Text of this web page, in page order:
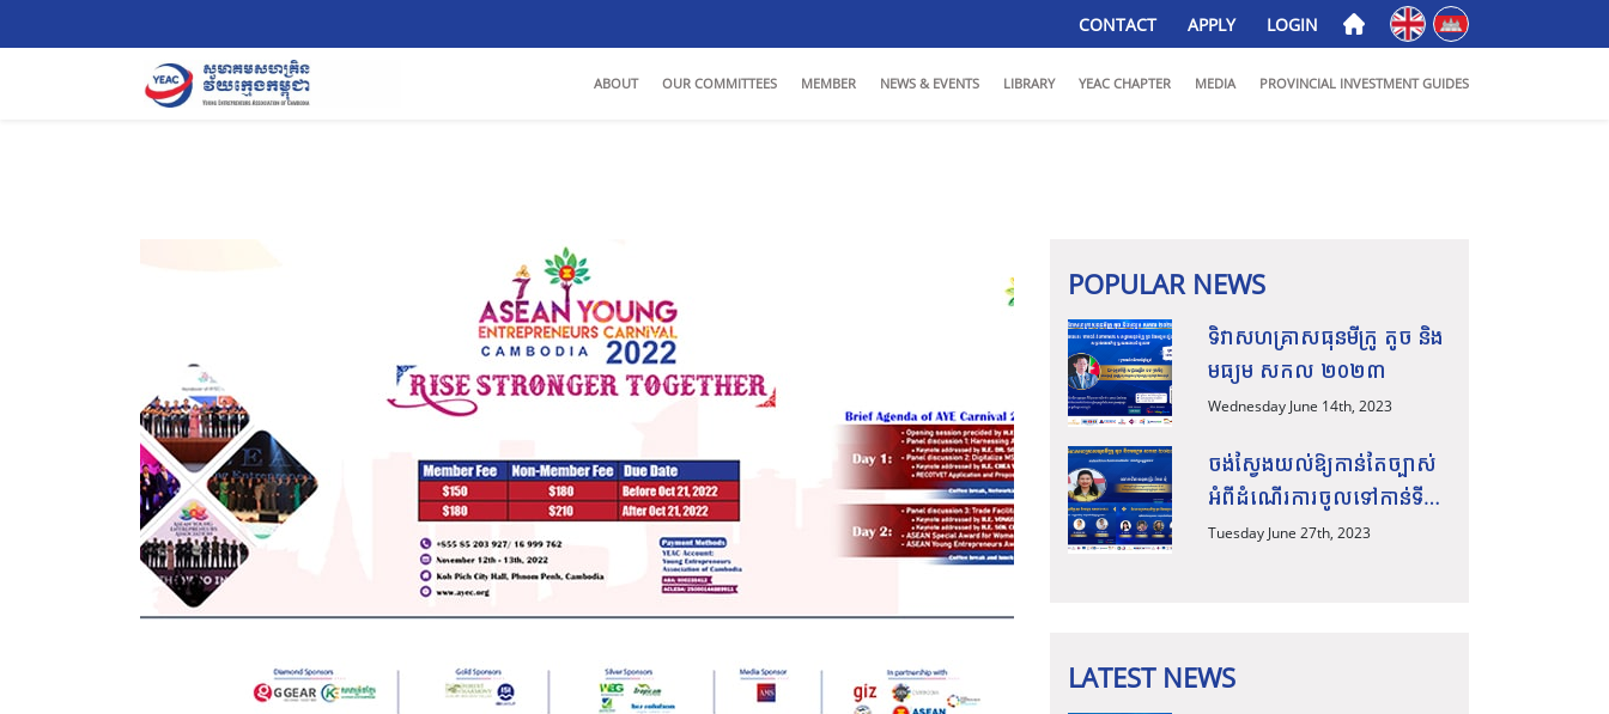
CONTACT APPLY LOGIN Englishភាសាខ្មែរ
ABOUT OUR COMMITTEES MEMBER NEWS & EVENTS LIBRARY YEAC CHAPTER MEDIA PROVINCIAL INVESTMENT GUIDES
POPULAR NEWS
ទិវាសហគ្រាសធុនមីក្រូ តូច និង
មធ្យម សកល ២០២៣
Wednesday June 14th, 2023
ចង់ស្វែងយល់ឱ្យកាន់តែច្បាស់
អំពីដំណើរការចូលទៅកាន់ទី
ផ្សារក្នុងស្រុក និងទីផ្សារ
Tuesday June 27th, 2023
LATEST NEWS